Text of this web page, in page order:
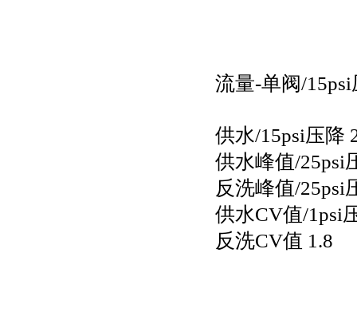
流量-单阀/15psi
供水/15psi压降
供水峰值/25psi
反洗峰值/25psi
供水CV值/1psi
反洗CV值 1.8